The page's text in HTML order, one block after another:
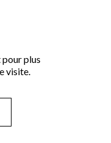
plus
visite.